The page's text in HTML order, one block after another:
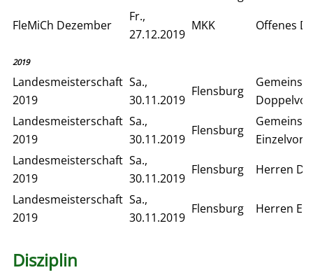
FleMiCh Dezember
Fr.,
27.12.2019
MKK Offenes
2019
Landesmeisterschaft
2019
Sa.,
30.11.2019
Flensburg
Landesmeisterschaft
2019
Sa.,
30.11.2019
Flensburg
Landesmeisterschaft
2019
Sa.,
30.11.2019
Flensburg
Herren
Landesmeisterschaft
2019
Sa.,
30.11.2019
Flensburg Herren
Disziplin